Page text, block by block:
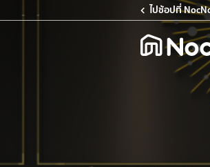
ไปช้อปที่